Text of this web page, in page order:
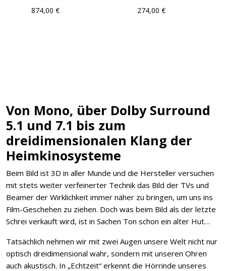
874,00 € 274,00 €
Von Mono, über Dolby Surround
5.1 und 7.1 bis zum
dreidimensionalen Klang der
Heimkinosysteme
Beim Bild ist 3D in aller Munde und die Hersteller versuchen
mit stets weiter verfeinerter Technik das Bild der TVs und
Beamer der Wirklichkeit immer näher zu bringen, um uns ins
Film-Geschehen zu ziehen. Doch was beim Bild als der letzte
Schrei verkauft wird, ist in Sachen Ton schon ein alter Hut…
Tatsächlich nehmen wir mit zwei Augen unsere Welt nicht nur
optisch dreidimensional wahr, sondern mit unseren Ohren
auch akustisch. In „Echtzeit“ erkennt die Hörrinde unseres